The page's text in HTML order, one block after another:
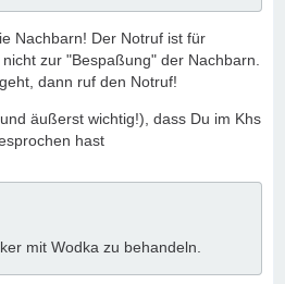
Nachbarn! Der Notruf ist für
zur "Bespaßung" der Nachbarn.
dann ruf den Notruf!
äußerst wichtig!), dass Du im Khs
hast
mit Wodka zu behandeln.